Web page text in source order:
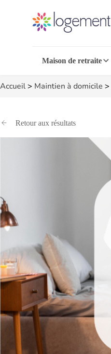
Maison de retraite
Accueil> Maintien à domicile >
Retour aux résultats